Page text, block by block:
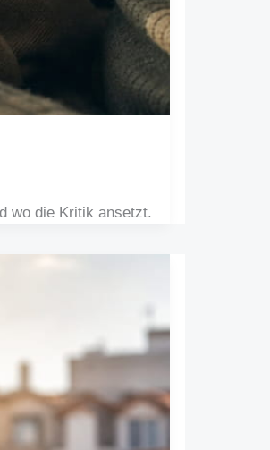
wo die Kritik ansetzt.